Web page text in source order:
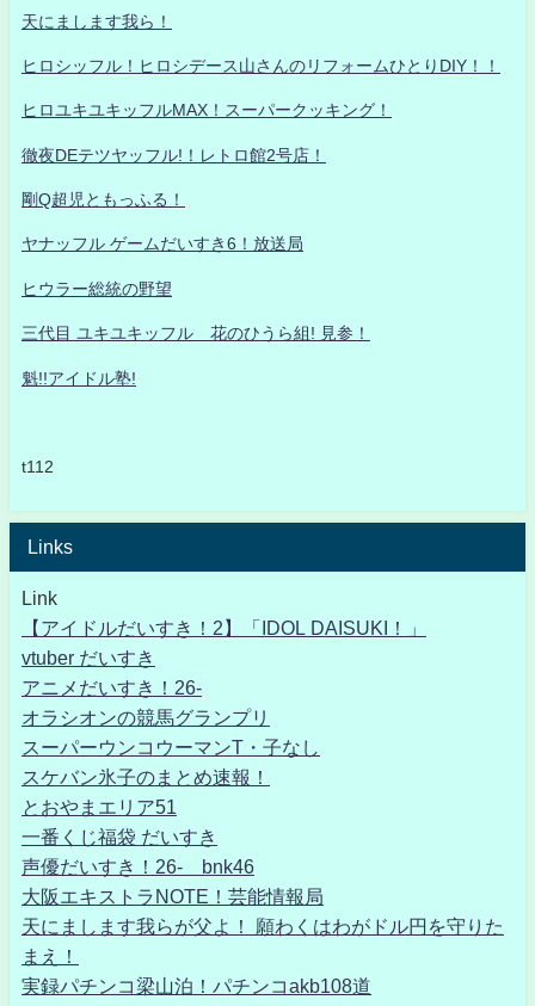
天にまします我ら！
ヒロシッフル！ヒロシデース山さんのリフォームひとりDIY！！
ヒロユキユキッフルMAX！スーパークッキング！
徹夜DEテツヤッフル!！レトロ館2号店！
剛Q超児ともっふる！
ヤナッフル ゲームだいすき6！放送局
ヒウラー総統の野望
三代目 ユキユキッフル 花のひうら組! 見参！
魁!!アイドル塾!
t112
Links
Link
【アイドルだいすき！2】「IDOL DAISUKI！」
vtuber だいすき
アニメだいすき！26-
オラシオンの競馬グランプリ
スーパーウンコウーマンT・子なし
スケバン氷子のまとめ速報！
とおやまエリア51
一番くじ福袋 だいすき
声優だいすき！26- bnk46
大阪エキストラNOTE！芸能情報局
天にまします我らが父よ！ 願わくはわがドル円を守りた
まえ！
実録パチンコ梁山泊！パチンコakb108道